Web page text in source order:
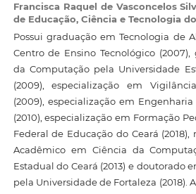
Francisca Raquel de Vasconcelos
de Educação, Ciência e Tecnologia
Possui graduação em Tecnologia de
Centro de Ensino Tecnológico
da Computação pela Universidade
(2009), especialização em
(2009), especialização em
(2010), especialização em Formação
Federal de Educação do Ceará
Acadêmico em Ciência da
Estadual do Ceará (2013) e doutorado
pela Universidade de Fortaleza (2018).